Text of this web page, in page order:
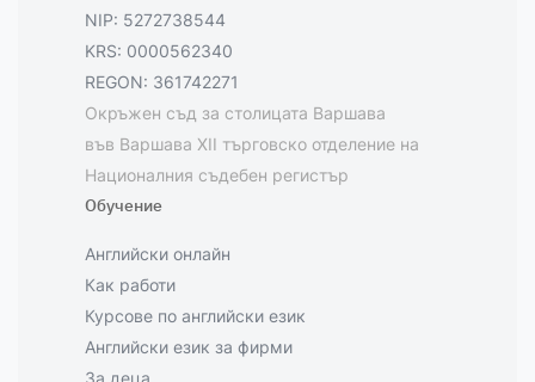
NIP: 5272738544
KRS: 0000562340
REGON: 361742271
Окръжен съд за столицата Варшава
във Варшава XII търговско отделение на
Националния съдебен регистър
Обучение
Английски онлайн
Как работи
Курсове по английски език
Английски език за фирми
За деца